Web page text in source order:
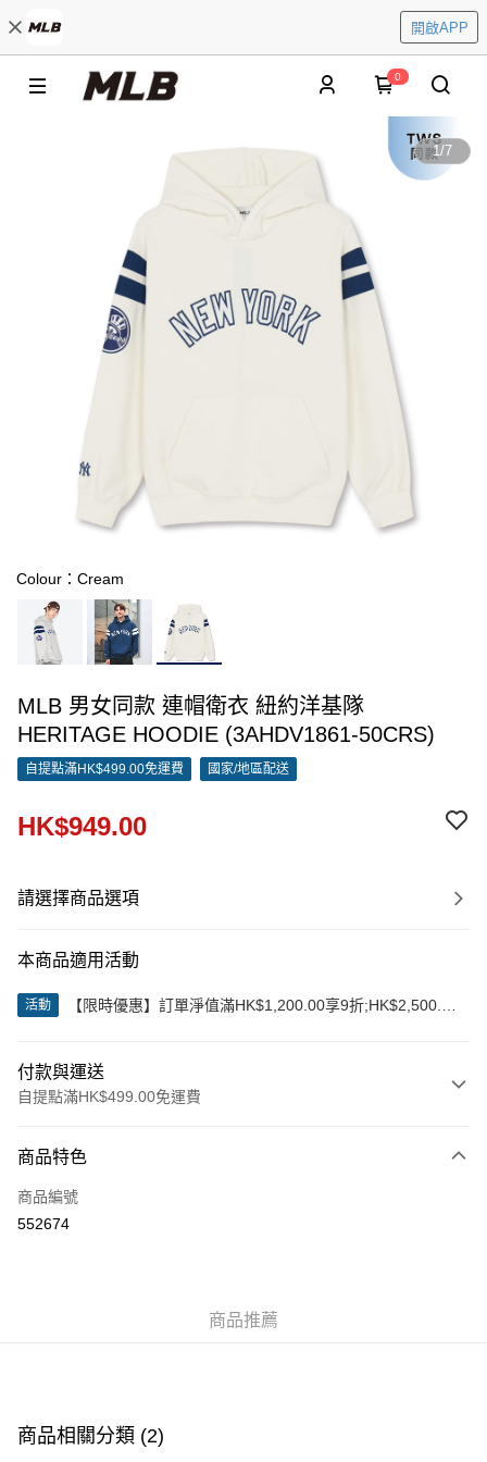
開啟APP
0
1/7
Colour：Cream
MLB 男女同款 連帽衛衣 紐約洋基隊
HERITAGE HOODIE (3AHDV1861-50CRS)
自提點滿HK$499.00免運費 國家/地區配送
HK$949.00
請選擇商品選項
本商品適用活動
活動
【限時優惠】訂單淨值滿HK$1,200.00享9折;HK$2,500.00
付款與運送
自提點滿HK$499.00免運費
信用卡
Apple Pay
每筆HK$50.00，滿HK$499.00或以上免運費
商品特色
商品編號
552674
商品推薦
商品相關分類 (2)